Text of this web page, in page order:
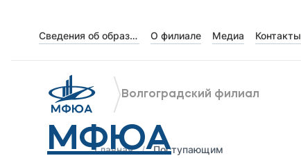
Сведения об образовательной организации О филиале Медиа Контакты
МФЮА
Волгоградский филиал
Лицензии и документы
Сведения об образовательной организации
Абитуриенту
Главная Поступающим